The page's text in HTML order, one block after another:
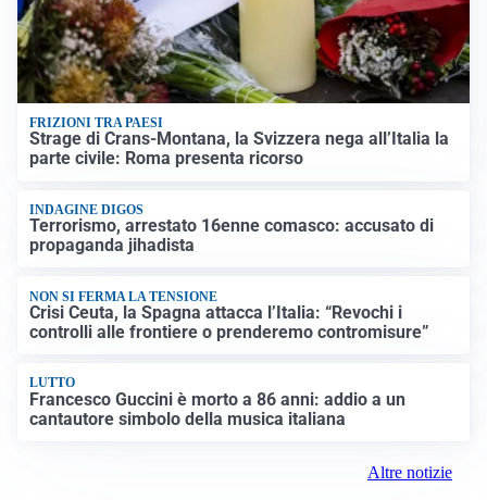
FRIZIONI TRA PAESI
Strage di Crans-Montana, la Svizzera nega all’Italia la
parte civile: Roma presenta ricorso
INDAGINE DIGOS
Terrorismo, arrestato 16enne comasco: accusato di
propaganda jihadista
NON SI FERMA LA TENSIONE
Crisi Ceuta, la Spagna attacca l’Italia: “Revochi i
controlli alle frontiere o prenderemo contromisure”
LUTTO
Francesco Guccini è morto a 86 anni: addio a un
cantautore simbolo della musica italiana
Altre notizie